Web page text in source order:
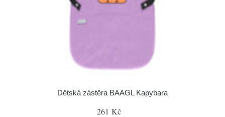
Dětská zástěra BAAGL Kapybara
261 Kč